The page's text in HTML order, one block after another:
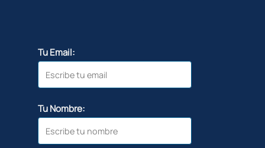
Tu Email:
Tu Nombre: